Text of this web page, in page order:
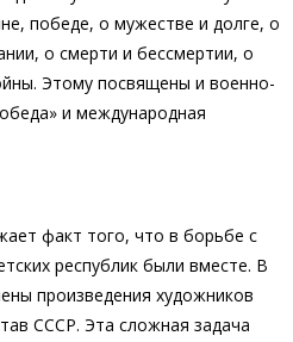
победе, о мужестве и долге, о
о смерти и бессмертии, о
Этому посвящены и военно-
и международная
факт того, что в борьбе с
республик были вместе. В
произведения художников
СССР. Эта сложная задача